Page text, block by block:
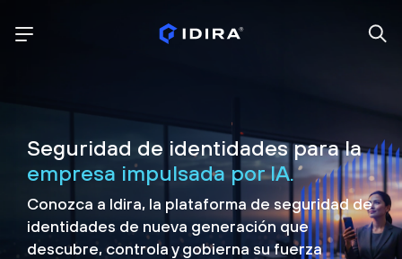
Seguridad de identidades para la
empresa impulsada por IA.
Conozca a Idira, la plataforma de seguridad de
identidades de nueva generación que
descubre, controla ygobierna su fuerza